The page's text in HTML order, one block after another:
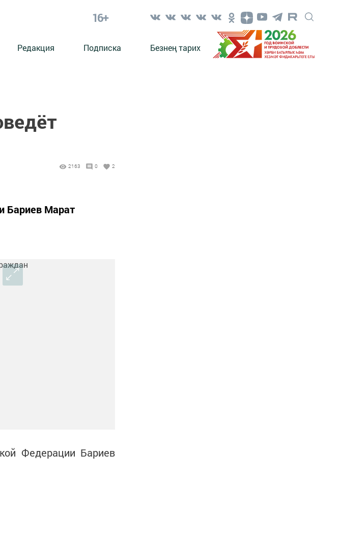
16+
Редакция Подписка Безнең тарих
2163 0 2
Бариев Марат
Федерации Бариев